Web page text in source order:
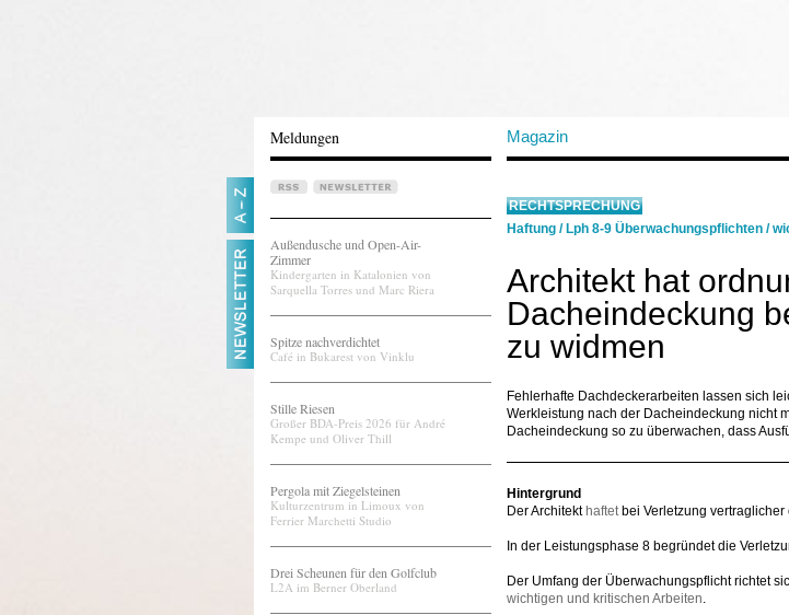
Meldungen Magazin
Außendusche und Open-Air-
Zimmer
Kindergarten in Katalonien von
Sarquella Torres und Marc Riera
Spitze nachverdichtet
Café in Bukarest von Vinklu
Stille Riesen
Großer BDA-Preis 2026 für André
Kempe und Oliver Thill
Pergola mit Ziegelsteinen
Kulturzentrum in Limoux von
Ferrier Marchetti Studio
Drei Scheunen für den Golfclub
L2A im Berner Oberland
RECHTSPRECHUNG
Haftung / Lph 8-9 Überwachungspflichten /
Architekt hat
Dacheindeckung
zu widmen
Fehlerhafte Dachdeckerarbeiten lassen sich
Werkleistung nach der Dacheindeckung nicht
Dacheindeckung so zu überwachen, dass
Hintergrund
Der Architekt haftetbei Verletzung vertraglicher
In der Leistungsphase 8 begründet die
Der Umfang der Überwachungspflicht richtet
wichtigen und kritischen Arbeiten.